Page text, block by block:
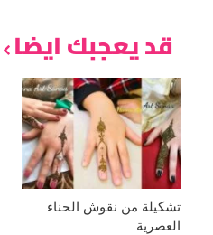
قد يعجبك ايضا
تشكيلة من نقوش الحناء
العصرية